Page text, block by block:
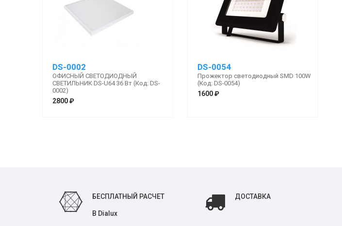
DS-0002
ОФИСНЫЙ СВЕТОДИОДНЫЙ
СВЕТИЛЬНИК DS-U64 36 Вт (Код: DS-
0002)
2800 ₽
DS-0054
Прожектор светодиодный SMD 100W
(Код: DS-0054)
1600 ₽
БЕСПЛАТНЫЙ РАСЧЕТ
В Dialux
ДОСТАВКА